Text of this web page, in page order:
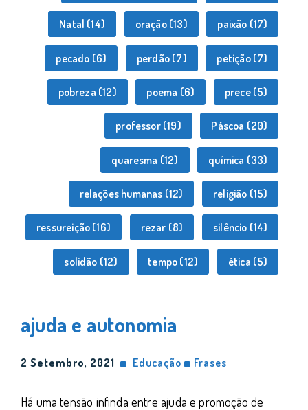
Natal (14) oração(13) paixão (17)
pecado (6) perdão(7) petição(7)
pobreza (12) poema (6) prece(5)
professor(19) Páscoa (20)
quaresma (12) química (33)
relações humanas (12) religião (15)
ressureição (16) rezar (8) silêncio (14)
solidão (12) tempo (12) ética (5)
ajuda e autonomia
2 Setembro, 2021 Educação Frases
Há uma tensão infinda entre ajuda e promoção de